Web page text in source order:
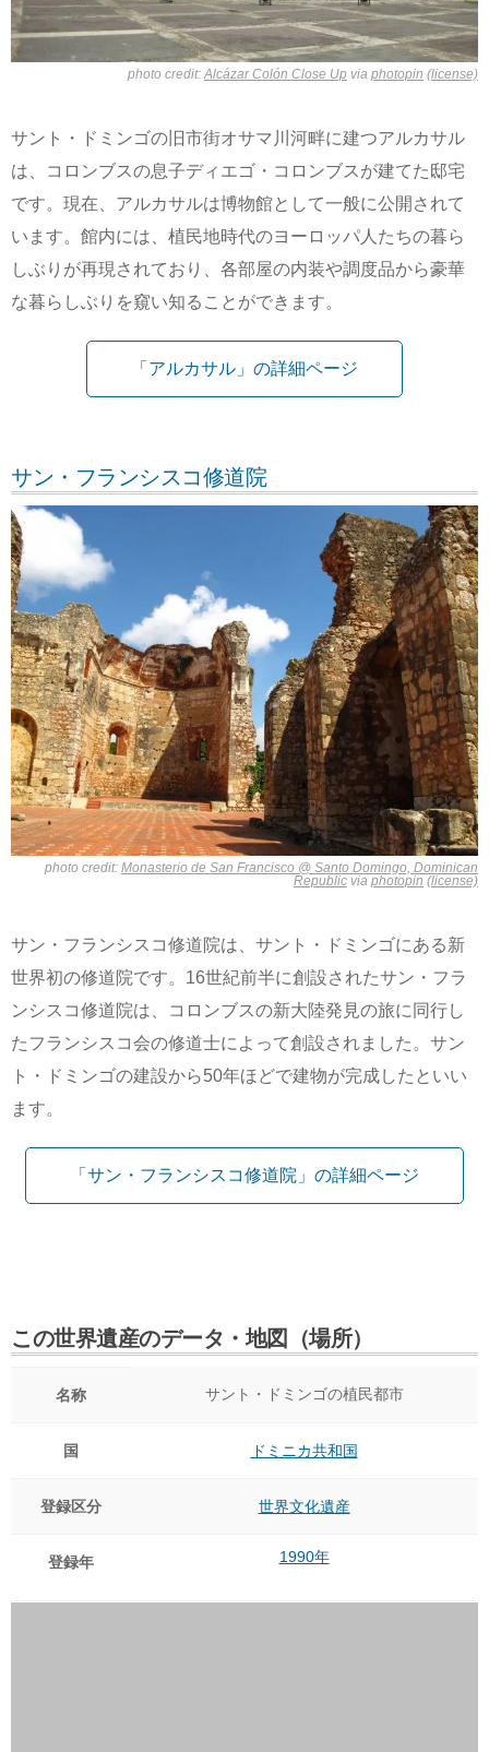
photo credit:Alcázar Colón Close Up via photopin (license)
サント・ドミンゴの旧市街オサマ川河畔に建つアルカサル
は、コロンブスの息子ディエゴ・コロンブスが建てた邸宅
です。現在、アルカサルは博物館として一般に公開されて
います。館内には、植民地時代のヨーロッパ人たちの暮ら
しぶりが再現されており、各部屋の内装や調度品から豪華
な暮らしぶりを窺い知ることができます。
「アルカサル」の詳細ページ
サン・フランシスコ修道院
photo credit: Monasterio de San Francisco @ Santo Domingo, Dominican
Republic via photopin (license)
サン・フランシスコ修道院は、サント・ドミンゴにある新
世界初の修道院です。16世紀前半に創設されたサン・フラ
ンシスコ修道院は、コロンブスの新大陸発見の旅に同行し
たフランシスコ会の修道士によって創設されました。サン
ト・ドミンゴの建設から50年ほどで建物が完成したといい
ます。
「サン・フランシスコ修道院」の詳細ページ
この世界遺産のデータ・地図（場所）
名称 サント・ドミンゴの植民都市
国 ドミニカ共和国
登録区分 世界文化遺産
登録年 1990年